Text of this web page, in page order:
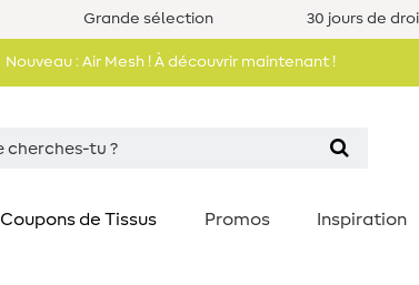
Grande sélection 30 jours de
Nouveau : Air Mesh ! À découvrir maintenant !
Coupons de Tissus Promos Inspiration